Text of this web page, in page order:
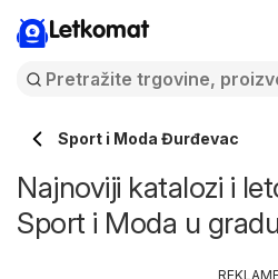
Letkomat
Sport i Moda Đurđevac
Najnoviji katalozi i
Sport i Moda u